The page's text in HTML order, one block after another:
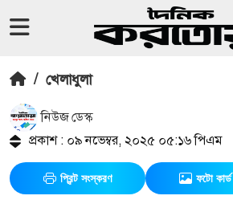
/ খেলাধুলা
নিউজ ডেস্ক
প্রকাশ : ০৯ নভেম্বর, ২০২৫ ০৫:১৬ পিএম
প্রিন্ট সংস্করণ ফটো কার্ড